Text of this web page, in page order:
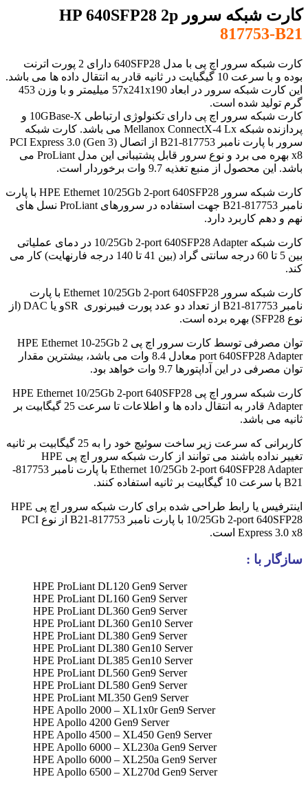
کارت شبکه سرور HP 640SFP28 2p
817753-B21
کارت شبکه سرور اچ پی با مدل 640SFP28 دارای 2 پورت اترنت
بوده و با سرعت 10 گیگبایت در ثانیه قادر به انتقال داده ها می باشد.
این کارت شبکه سرور در ابعاد 57x241x190 میلیمتر و با وزن 453
گرم تولید شده است.
کارت شبکه سرور اچ پی دارای تکنولوژی ارتباطی 10GBase-X و
پردازنده شبکه Mellanox ConnectX-4 Lx می باشد. کارت شبکه
سرور با پارت نامبر 817753-B21 از اتصال PCI Express 3.0 (Gen 3)
x8 بهره می برد و نوع سرور قابل پشتیبانی این مدل ProLiant می
باشد. این محصول از منبع تغذیه 9.7 وات برخوردار است.
کارت شبکه سرور HPE Ethernet 10/25Gb 2-port 640SFP28 با پارت
نامبر 817753-B21 جهت استفاده در سرورهای ProLiant نسل های
نهم و دهم کاربرد دارد.
کارت شبکه 10/25Gb 2-port 640SFP28 Adapter در دمای عملیاتی
بین 5 تا 60 درجه سانتی گراد (بین 41 تا 140 درجه فارنهایت) کار می
کند.
کارت شبکه سرور Ethernet 10/25Gb 2-port 640SFP28 با پارت
نامبر 817753-B21 از تعداد دو عدد پورت فیبرنوری SRو یا DAC (از
نوع SFP28) بهره برده است.
توان مصرفی توسط کارت سرور اچ پی HPE Ethernet 10-25Gb 2
port 640SFP28 Adapter معادل 8.4 وات می باشد، بیشترین مقدار
توان مصرفی در این آداپتورها 9.7 وات خواهد بود.
کارت شبکه سرور اچ پی HPE Ethernet 10/25Gb 2-port 640SFP28
Adapter قادر به انتقال داده ها و اطلاعات تا سرعت 25 گیگابیت بر
ثانیه می باشد.
کاربرانی که سرعت زیر ساخت سوئیچ خود را به 25 گیگابیت بر ثانیه
تغییر نداده باشند می توانند از کارت شبکه سرور اچ پی HPE
Ethernet 10/25Gb 2-port 640SFP28 Adapter با پارت نامبر 817753-
B21 با سرعت 10 گیگابیت بر ثانیه استفاده کنند.
اینترفیس یا رابط طراحی شده برای کارت شبکه سرور اچ پی HPE
10/25Gb 2-port 640SFP28 با پارت نامبر 817753-B21 از نوع PCI
Express 3.0 x8 است.
سازگار با :
HPE ProLiant DL120 Gen9 Server
HPE ProLiant DL160 Gen9 Server
HPE ProLiant DL360 Gen9 Server
HPE ProLiant DL360 Gen10 Server
HPE ProLiant DL380 Gen9 Server
HPE ProLiant DL380 Gen10 Server
HPE ProLiant DL385 Gen10 Server
HPE ProLiant DL560 Gen9 Server
HPE ProLiant DL580 Gen9 Server
HPE ProLiant ML350 Gen9 Server
HPE Apollo 2000 – XL1x0r Gen9 Server
HPE Apollo 4200 Gen9 Server
HPE Apollo 4500 – XL450 Gen9 Server
HPE Apollo 6000 – XL230a Gen9 Server
HPE Apollo 6000 – XL250a Gen9 Server
HPE Apollo 6500 – XL270d Gen9 Server